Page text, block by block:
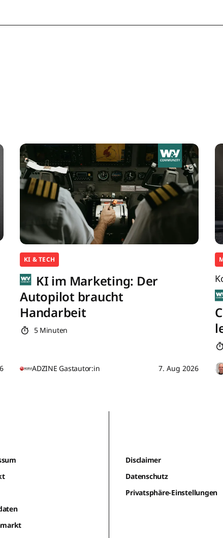
KI & TECH
KI im Marketing: Der
Autopilot braucht
Handarbeit
5 Minuten
ADZINE Gastautor:in 7. Aug 2026
Disclaimer
Datenschutz
Privatsphäre-Einstellungen